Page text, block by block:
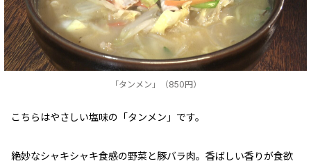
「タンメン」（850円）
こちらはやさしい塩味の「タンメン」です。
絶妙なシャキシャキ食感の野菜と豚バラ肉。香ばしい香りが食欲